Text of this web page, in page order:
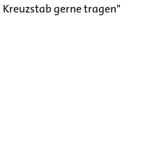
gerne tragen"